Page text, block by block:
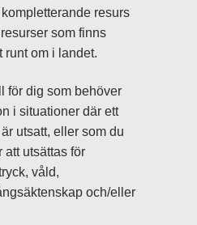
resurs
som finns
runt om i landet.
för dig som behöver
i situationer där ett
utsatt, eller som du
att utsättas för
våld,
och/eller